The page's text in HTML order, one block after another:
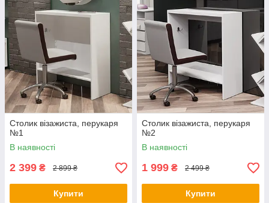
Столик візажиста, перукаря
№1
В наявності
2 399 ₴ 2 899 ₴
Купити
Столик візажиста, перукаря
№2
В наявності
1 999 ₴ 2 499 ₴
Купити